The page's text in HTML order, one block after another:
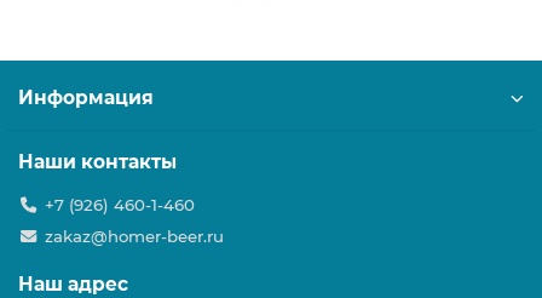
Информация
Наши контакты
+7 (926) 460-1-460
zakaz@homer-beer.ru
Наш адрес